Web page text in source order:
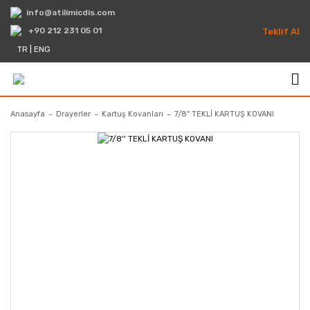
info@atilimicdis.com
+90 212 231 05 01
TR
ENG
Teklif Al
Anasayfa Drayerler Kartuş Kovanları 7/8'' TEKLİ KARTUŞ KOVANI